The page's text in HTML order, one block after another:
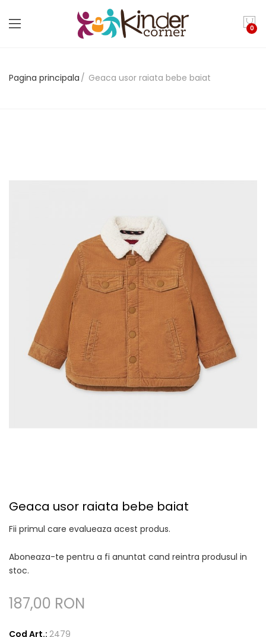
0
Pagina principala Geaca usor raiata bebe baiat
Geaca usor raiata bebe baiat
Fii primul care evalueaza acest produs.
Aboneaza-te pentru a fi anuntat cand reintra produsul in
stoc.
187,00 RON
Cod Art.: 2479